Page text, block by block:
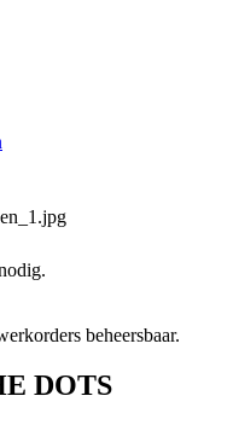
beheersbaar.
DOTS